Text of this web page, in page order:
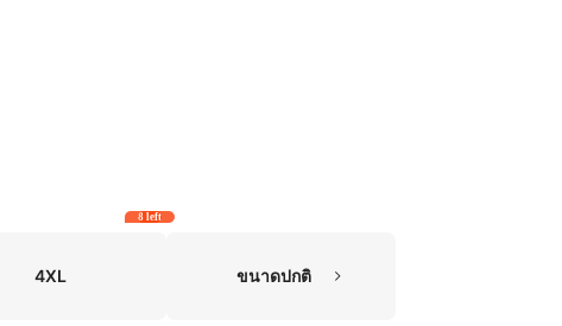
4XL
8 left
ขนาดปกติ